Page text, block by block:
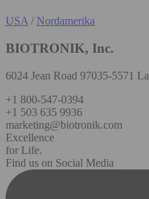
USA / Nordamerika
BIOTRONIK, Inc.
6024 Jean Road 97035-5571
+1 800-547-0394
+1 503 635 9936
marketing@biotronik.com
Excellence
for Life.
Find us on Social Media